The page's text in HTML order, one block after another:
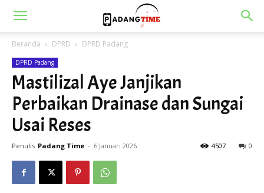
Beranda DPRD DPRD Padang
DPRD Padang
Mastilizal Aye Janjikan
Perbaikan Drainase dan Sungai
Usai Reses
Penulis Padang Time - 6 Januari 2026 0
4507